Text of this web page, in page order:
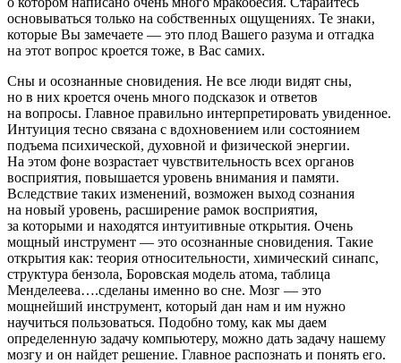
основываться только на собственных ощущениях. Те знаки,
которые Вы замечаете — это плод Вашего разума и отгадка
на этот вопрос кроется тоже, в Вас самих.
Сны и осознанные сновидения. Не все люди видят сны,
но в них кроется очень много подсказок и ответов
на вопросы. Главное правильно интерпретировать увиденное.
Интуиция тесно связана с вдохновением или состоянием
подъема психической, духовной и физической энергии.
На этом фоне возрастает чувствительность всех органов
восприятия, повышается уровень внимания и памяти.
Вследствие таких изменений, возможен выход сознания
на новый уровень, расширение рамок восприятия,
за которыми и находятся интуитивные открытия. Очень
мощный инструмент — это осознанные сновидения. Такие
открытия как: теория относительности, химический синапс,
структура бензола, Боровская модель атома, таблица
Менделеева….сделаны именно во сне. Мозг — это
мощнейший инструмент, который дан нам и им нужно
научиться пользоваться. Подобно тому, как мы даем
определенную задачу компьютеру, можно дать задачу нашему
мозгу и он найдет решение. Главное распознать и понять его.